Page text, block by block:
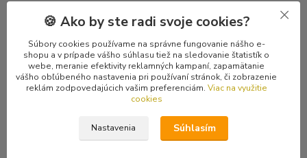
Skvelý poľský black metal ala Dimmu borgir či Limbonic Art.
Posledný kus.
Tracklist
1 Ebony Craft 4:58
2 Profound Effect 3:52
3 Superdark Phenomen 5:22
5 Neon Cipher 4:14
6 Astroblack Advent 4:24
🍪 Ako by ste radi svoje cookies?
Súbory cookies používame na správne fungovanie nášho e-
shopu a v prípade vášho súhlasu tiež na sledovanie štatistík o
webe, meranie efektivity reklamných kampaní, zapamätanie
vášho obľúbeného nastavenia pri používaní stránok, či zobrazenie
reklám zodpovedajúcich vašim preferenciám. Viac na využitie
cookies
Nastavenia Súhlasím